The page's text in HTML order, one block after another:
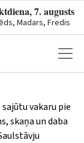
7. augusts
Madars, Fredis
vakaru pie
skaņa un daba